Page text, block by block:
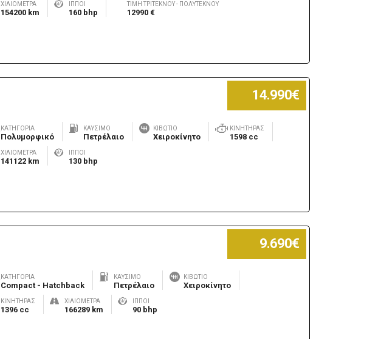
ΧΙΛΙΌΜΕΤΡΑ
154200 km
ΊΠΠΟΙ
160 bhp
ΤΙΜΉ ΤΡΊΤΕΚΝΟΥ - ΠΟΛΎΤΕΚΝΟΥ
12990 €
14.990€
ΚΑΤΗΓΟΡΊΑ
Πολυμορφικό
ΚΑΎΣΙΜΟ
Πετρέλαιο
ΚΙΒΏΤΙΟ
Χειροκίνητο
ΚΙΝΗΤΉΡΑΣ
1598 cc
ΧΙΛΙΌΜΕΤΡΑ
141122 km
ΊΠΠΟΙ
130 bhp
9.690€
ΚΑΤΗΓΟΡΊΑ
Compact - Hatchback
ΚΑΎΣΙΜΟ
Πετρέλαιο
ΚΙΒΏΤΙΟ
Χειροκίνητο
ΚΙΝΗΤΉΡΑΣ
1396 cc
ΧΙΛΙΌΜΕΤΡΑ
166289 km
ΊΠΠΟΙ
90 bhp